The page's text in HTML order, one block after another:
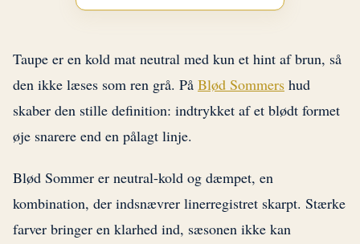
Taupe er en kold mat neutral med kun et hint af brun, så
den ikke læses som ren grå. På Blød Sommers hud
skaber den stille definition: indtrykket af et blødt formet
øje snarere end en pålagt linje.
Blød Sommer er neutral-kold og dæmpet, en
kombination, der indsnævrer linerregistret skarpt. Stærke
farver bringer en klarhed ind, sæsonen ikke kan